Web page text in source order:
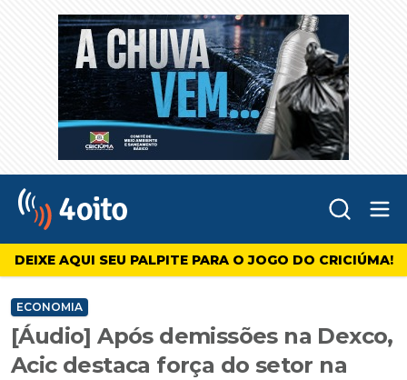
4oito
DEIXE AQUI SEU PALPITE PARA O JOGO DO CRICIÚMA!
ECONOMIA
[Áudio] Após demissões na Dexco,
Acic destaca força do setor na